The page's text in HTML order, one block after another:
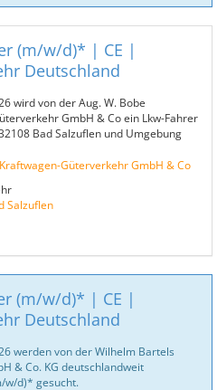
(m/w/d)* | CE |
Deutschland
wird von der Aug. W. Bobe
GmbH & Co ein Lkw-Fahrer
Bad Salzuflen und Umgebung
Güterverkehr GmbH & Co
Salzuflen
(m/w/d)* | CE |
Deutschland
werden von der Wilhelm Bartels
& Co. KG deutschlandweit
w/d)* gesucht.